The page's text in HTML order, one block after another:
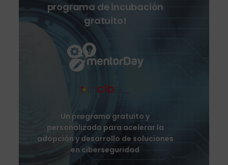
programa de incubación
gratuito!
Un programa gratuito y
personalizado para acelerar la
adopción y desarrollo de soluciones
en ciberseguridad